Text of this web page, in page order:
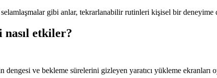
gibi anlar, tekrarlanabilir rutinleri kişisel bir deneyime
nasıl etkiler?
ve bekleme sürelerini gizleyen yaratıcı yükleme